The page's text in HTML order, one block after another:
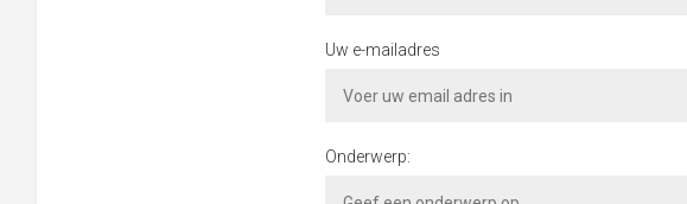
Uw e-mailadres
Onderwerp: